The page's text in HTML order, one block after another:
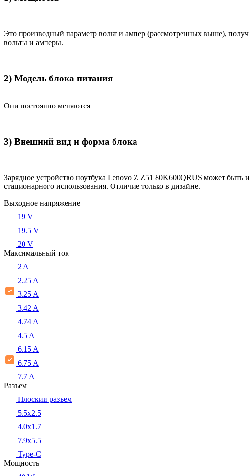
Это производный параметр вольт и ампер (рассмотренных выше),
вольты и амперы.
2) Модель блока питания
Они постоянно меняются.
3) Внешний вид и форма блока
Зарядное устройство ноутбука Lenovo Z Z51 80K600QRUS может
стационарного использования. Отличие только в дизайне.
Выходное напряжение
19 V
19.5 V
20 V
Максимальный ток
2 A
2.25 A
3.25 A
3.42 A
4.74 A
4.5 A
6.15 A
6.75 A
7.7 A
Разъем
Плоский разъем
5.5x2.5
4.0x1.7
7.9x5.5
Type-C
Мощность